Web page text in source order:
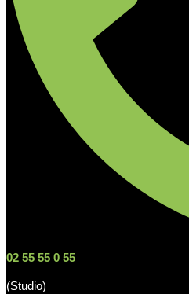
02 55 55 0 55
(Studio)